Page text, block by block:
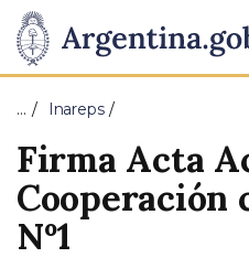
Presidencia
de
la
Nación
Pasar al contenido
… Inareps
Firma Acta
Cooperación
Nº1